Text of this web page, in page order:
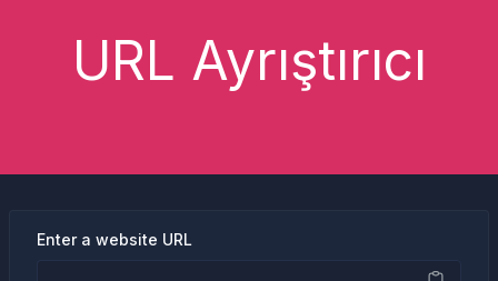
URL Ayrıştırıcı
Enter a website URL